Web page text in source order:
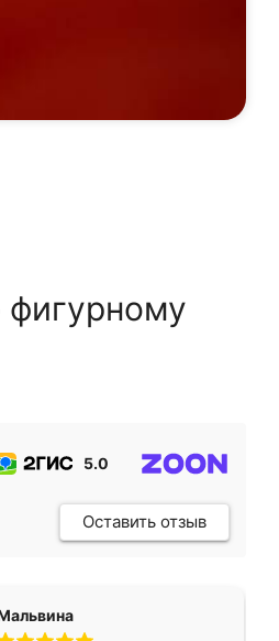
5.0
Оставить отзыв